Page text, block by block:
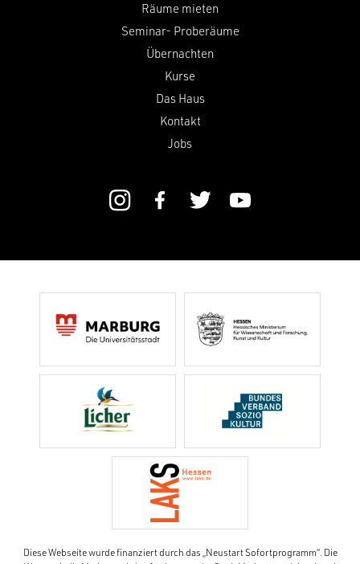
Räume mieten
Seminar- Proberäume
Übernachten
Kurse
Das Haus
Kontakt
Jobs
Diese Webseite wurde finanziert durch das „Neustart Sofortprogramm“. Die